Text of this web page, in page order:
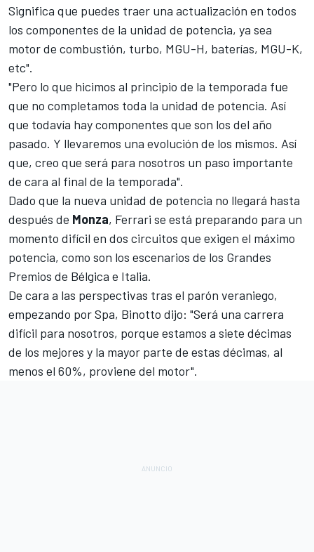
Significa que puedes traer una actualización en todos
los componentes de la unidad de potencia, ya sea
motor de combustión, turbo, MGU-H, baterías, MGU-K,
etc".
"Pero lo que hicimos al principio de la temporada fue
que no completamos toda la unidad de potencia. Así
que todavía hay componentes que son los del año
pasado. Y llevaremos una evolución de los mismos. Así
que, creo que será para nosotros un paso importante
de cara al final de la temporada".
Dado que la nueva unidad de potencia no llegará hasta
después de Monza, Ferrari se está preparando para un
momento difícil en dos circuitos que exigen el máximo
potencia, como son los escenarios de los Grandes
Premios de Bélgica e Italia.
De cara a las perspectivas tras el parón veraniego,
empezando por Spa, Binotto dijo: "Será una carrera
difícil para nosotros, porque estamos a siete décimas
de los mejores y la mayor parte de estas décimas, al
menos el 60%, proviene del motor".